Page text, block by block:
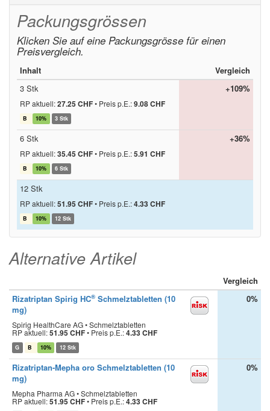
Packungsgrössen
Klicken Sie auf eine Packungsgrösse für einen
Preisvergleich.
Inhalt
Vergleich
3 Stk
RP aktuell:27.25 CHF• Preis p.E.:9.08 CHF
B 10% 3 Stk
+109%
6 Stk
RP aktuell:35.45 CHF• Preis p.E.:5.91 CHF
B 10% 6 Stk
+36%
12 Stk
RP aktuell:51.95 CHF• Preis p.E.:4.33 CHF
B 10% 12 Stk
Alternative Artikel
Vergleich
Rizatriptan Spirig HC® Schmelztabletten (10
mg)
Spirig HealthCare AG • Schmelztabletten
RP aktuell:51.95 CHF• Preis p.E.:4.33 CHF
G B 10% 12 Stk
0%
Rizatriptan-Mepha oro Schmelztabletten (10
mg)
Mepha Pharma AG • Schmelztabletten
RP aktuell:51.95 CHF• Preis p.E.:4.33 CHF
0%